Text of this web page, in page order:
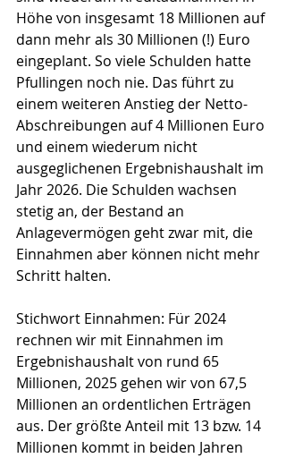
Höhe von insgesamt 18 Millionen auf
dann mehr als 30 Millionen (!) Euro
eingeplant. So viele Schulden hatte
Pfullingen noch nie. Das führt zu
einem weiteren Anstieg der Netto-
Abschreibungen auf 4 Millionen Euro
und einem wiederum nicht
ausgeglichenen Ergebnishaushalt im
Jahr 2026. Die Schulden wachsen
stetig an, der Bestand an
Anlagevermögen geht zwar mit, die
Einnahmen aber können nicht mehr
Schritt halten.
Stichwort Einnahmen: Für 2024
rechnen wir mit Einnahmen im
Ergebnishaushalt von rund 65
Millionen, 2025 gehen wir von 67,5
Millionen an ordentlichen Erträgen
aus. Der größte Anteil mit 13 bzw. 14
Millionen kommt in beiden Jahren